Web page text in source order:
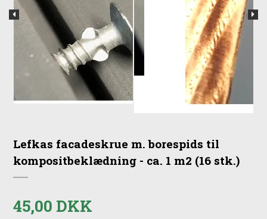
Lefkas facadeskrue m. borespids til
kompositbeklædning - ca. 1 m2 (16 stk.)
45,00 DKK